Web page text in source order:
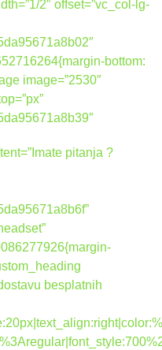
2″ offset=”vc_col-lg-
bottom:
image=”2530″
pitanja ?
besplatnih